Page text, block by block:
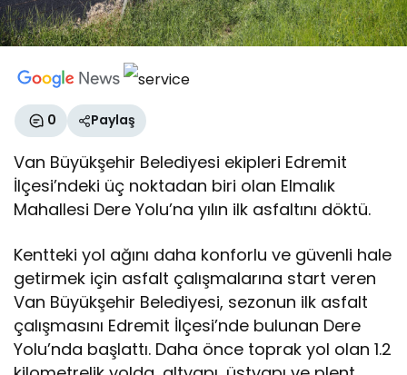
0 Paylaş
Van Büyükşehir Belediyesi ekipleri Edremit
İlçesi’ndeki üç noktadan biri olan Elmalık
Mahallesi Dere Yolu’na yılın ilk asfaltını döktü.
Kentteki yol ağını daha konforlu ve güvenli hale
getirmek için asfalt çalışmalarına start veren
Van Büyükşehir Belediyesi, sezonun ilk asfalt
çalışmasını Edremit İlçesi’nde bulunan Dere
Yolu’nda başlattı. Daha önce toprak yol olan 1.2